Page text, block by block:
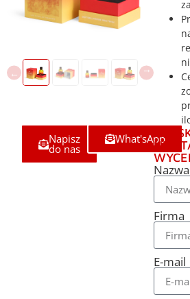
Napisz
do nas
What'sApp
Nazwa
Firma
E-mail